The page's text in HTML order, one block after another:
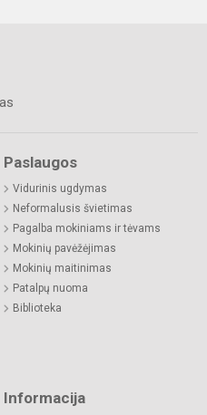
Paslaugos
Vidurinis ugdymas
Neformalusis švietimas
Pagalba mokiniams ir tėvams
Mokinių pavėžėjimas
Mokinių maitinimas
Patalpų nuoma
Biblioteka
Informacija